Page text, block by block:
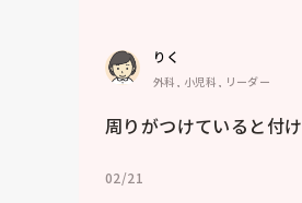
りく
外科, 小児科, リーダー
周りがつけていると付
02/21